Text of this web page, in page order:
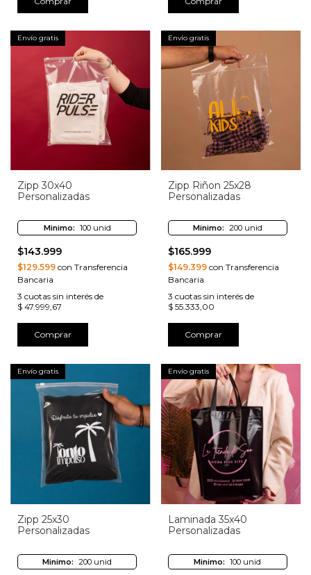
Envío gratis
Zipp 30x40
Personalizadas
Minimo: 100 unid
$143.999
$129.599 con Transferencia
Bancaria
3 cuotas sin interés de
$ 47.999,67
Comprar
Envío gratis
Zipp Riñon 25x28
Personalizadas
Minimo: 200 unid
$165.999
$149.399con Transferencia
Bancaria
3 cuotas sin interés de
$ 55.333,00
Comprar
Envío gratis
Zipp 25x30
Personalizadas
Minimo: 200 unid
Envío gratis
Laminada 35x40
Personalizadas
Minimo: 100 unid